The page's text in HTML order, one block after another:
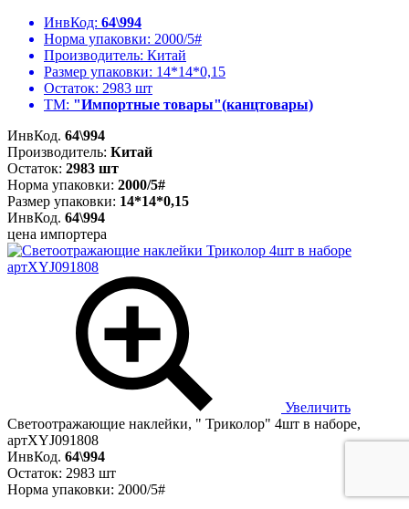
ИнвКод: 64\994
Норма упаковки: 2000/5#
Производитель: Китай
Размер упаковки: 14*14*0,15
Остаток: 2983 шт
ТМ: "Импортные товары"(канцтовары)
ИнвКод. 64\994
Производитель: Китай
Остаток: 2983 шт
Норма упаковки: 2000/5#
Размер упаковки: 14*14*0,15
ИнвКод. 64\994
цена импортера
Увеличить
Светоотражающие наклейки, " Триколор" 4шт в наборе,
артXYJ091808
ИнвКод. 64\994
Остаток: 2983 шт
Норма упаковки: 2000/5#